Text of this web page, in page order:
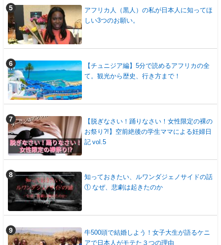
アフリカ人（黒人）の私が日本人に知ってほ
しい3つのお願い。
【チュニジア編】5分で読めるアフリカの全
て。観光から歴史、行き方まで！
【脱ぎなさい！踊りなさい！女性限定の裸の
お祭り?!】空前絶後の学生ママによる妊婦日
記 vol.5
知っておきたい、ルワンダジェノサイドの話
① なぜ、悲劇は起きたのか
牛500頭で結婚しよう！女子大生が語るケニ
アで日本人がモテた３つの理由